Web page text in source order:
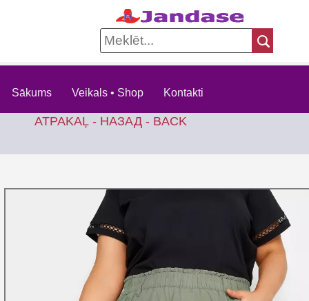
Sākums Veikals • Shop Kontakti
ATPAKAĻ - НАЗАД - BACK